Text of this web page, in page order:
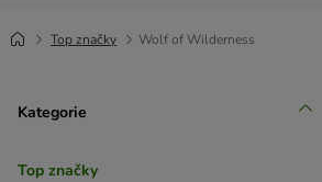
Top značky Wolf of Wilderness
Kategorie
Top značky